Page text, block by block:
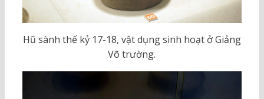
Hũ sành thế kỷ 17-18, vật dụng sinh hoạt ở Giảng
Võ trường.